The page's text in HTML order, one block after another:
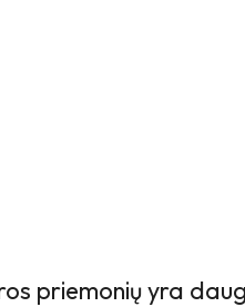
priemonių yra